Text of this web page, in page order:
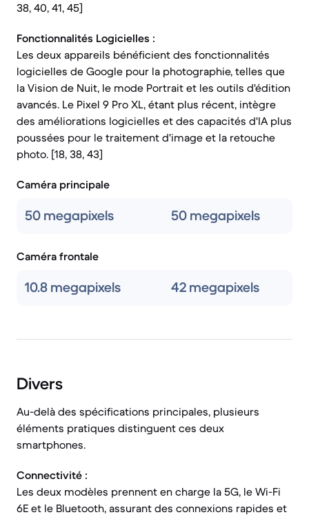
38, 40, 41, 45]
Fonctionnalités Logicielles :
Les deux appareils bénéficient des fonctionnalités
logicielles de Google pour la photographie, telles que
la Vision de Nuit, le mode Portrait et les outils d'édition
avancés. Le Pixel 9 Pro XL, étant plus récent, intègre
des améliorations logicielles et des capacités d'IA plus
poussées pour le traitement d'image et la retouche
photo. [18, 38, 43]
Caméra principale
50 megapixels 50 megapixels
Caméra frontale
10.8 megapixels 42 megapixels
Divers
Au-delà des spécifications principales, plusieurs
éléments pratiques distinguent ces deux
smartphones.
Connectivité :
Les deux modèles prennent en charge la 5G, le Wi-Fi
6E et le Bluetooth, assurant des connexions rapides et